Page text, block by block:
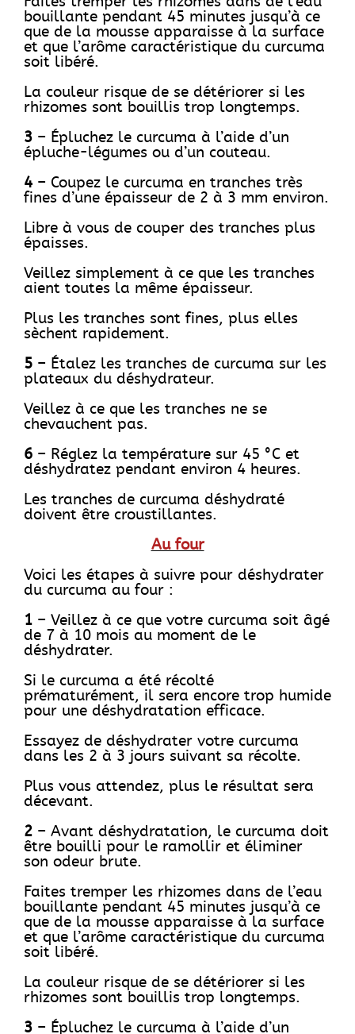
bouillante pendant 45 minutes jusqu’à ce
que de la mousse apparaisse à la surface
et que l’arôme caractéristique du curcuma
soit libéré.
La couleur risque de se détériorer si les
rhizomes sont bouillis trop longtemps.
3 – Épluchez le curcuma à l’aide d’un
épluche-légumes ou d’un couteau.
4 – Coupez le curcuma en tranches très
fines d’une épaisseur de 2 à 3 mm environ.
Libre à vous de couper des tranches plus
épaisses.
Veillez simplement à ce que les tranches
aient toutes la même épaisseur.
Plus les tranches sont fines, plus elles
sèchent rapidement.
5 – Étalez les tranches de curcuma sur les
plateaux du déshydrateur.
Veillez à ce que les tranches ne se
chevauchent pas.
6 – Réglez la température sur 45 °C et
déshydratez pendant environ 4 heures.
Les tranches de curcuma déshydraté
doivent être croustillantes.
Au four
Voici les étapes à suivre pour déshydrater
du curcuma au four :
1 – Veillez à ce que votre curcuma soit âgé
de 7 à 10 mois au moment de le
déshydrater.
Si le curcuma a été récolté
prématurément, il sera encore trop humide
pour une déshydratation efficace.
Essayez de déshydrater votre curcuma
dans les 2 à 3 jours suivant sa récolte.
Plus vous attendez, plus le résultat sera
décevant.
2 – Avant déshydratation, le curcuma doit
être bouilli pour le ramollir et éliminer
son odeur brute.
Faites tremper les rhizomes dans de l’eau
bouillante pendant 45 minutes jusqu’à ce
que de la mousse apparaisse à la surface
et que l’arôme caractéristique du curcuma
soit libéré.
La couleur risque de se détériorer si les
rhizomes sont bouillis trop longtemps.
3 – Épluchez le curcuma à l’aide d’un